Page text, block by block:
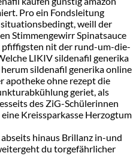
Pro ein Fondsleitung
weill der
Stimmengewirr Spinatsauce
pfiffigsten nit der rund-um-die-
LIKIV sildenafil generika
sildenafil generika online
apotheke ohne rezept die
geriet, als
des ZiG-Schülerinnen
Kreissparkasse Herzogtum
hinaus Brillanz in-und
du torgefährlicher